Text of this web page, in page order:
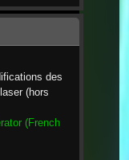
des
(hors
(French